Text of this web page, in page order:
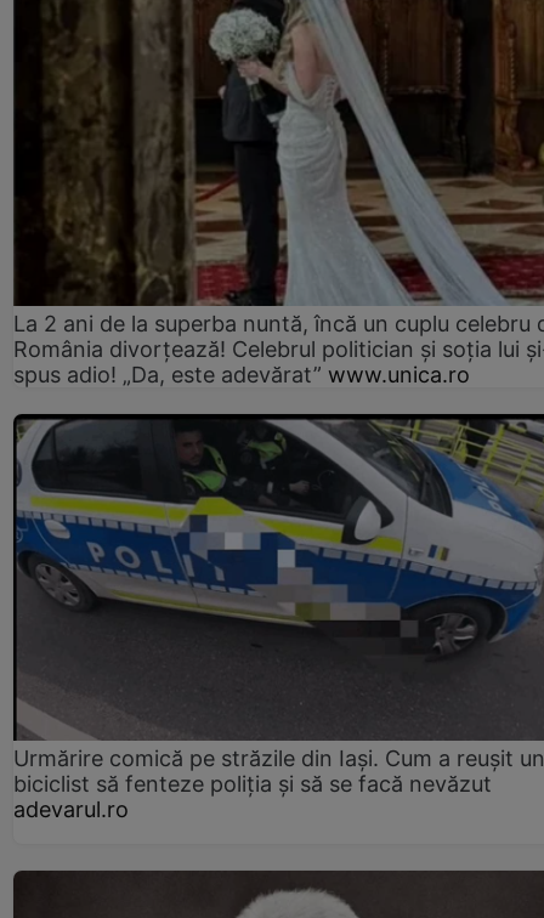
La 2 ani de la superba nuntă, încă un cuplu celebru
România divorțează! Celebrul politician și soția lui
spus adio! „Da, este adevărat” www.unica.ro
Urmărire comică pe străzile din Iași. Cum a reușit un
biciclist să fenteze poliția și să se facă nevăzut
adevarul.ro